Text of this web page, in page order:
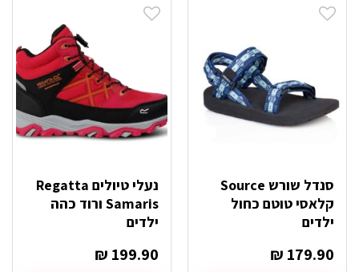
סוגים.
האפשרויות
בעמוד
המוצר
סוגים.
האפשרויות
בעמוד
המוצר
סנדל שורש Source
קלאסי טוטם כחול
ילדים
₪ 179.90
נעלי טיולים Regatta
Samaris ורוד כהה
ילדים
₪ 199.90